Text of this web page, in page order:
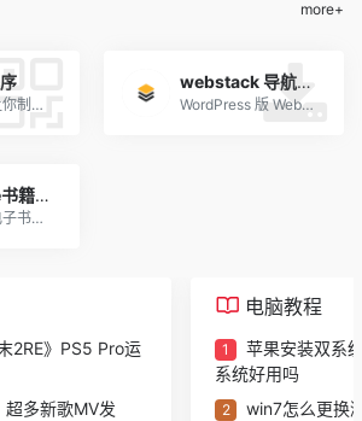
more+
像素君直接让你制作属于你自己的像素头像，简单操作，独特风格。
webstack 导航主题开源版
WordPress 版 WebStack 导航主题，开源版下载地址。
TheFuture书籍搜索
免费好用的电子书搜索引擎
2RE》PS5 Pro运
超多新歌MV发
电脑教程
1
苹果安装双系
系统好用吗
2
win7怎么更换